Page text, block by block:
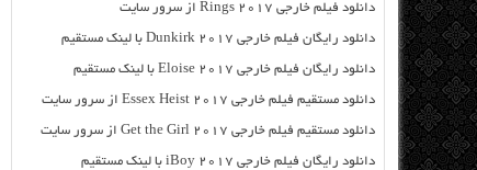
دانلود فیلم خارجی Rings 2017 از سرور سایت
دانلود رایگان فیلم خارجی Dunkirk 2017 با لینک مستقیم
دانلود رایگان فیلم خارجی Eloise 2017 با لینک مستقیم
دانلود مستقیم فیلم خارجی Essex Heist 2017 از سرور سایت
دانلود مستقیم فیلم خارجی Get the Girl 2017 از سرور سایت
دانلود رایگان فیلم خارجی iBoy 2017 با لینک مستقیم